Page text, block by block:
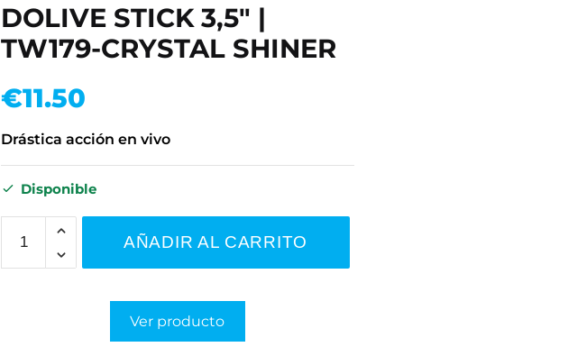
DOLIVE STICK 3,5" |
TW179-CRYSTAL SHINER
€11.50
Drástica acción en vivo
Disponible
AÑADIR AL CARRITO
Ver producto